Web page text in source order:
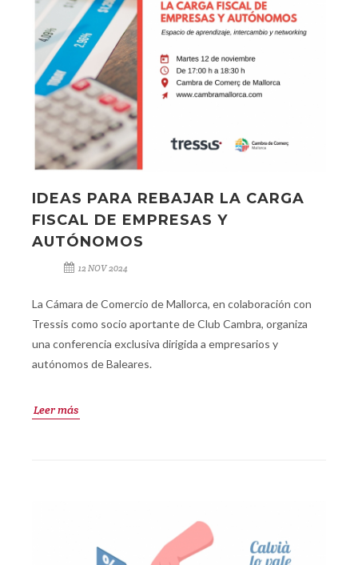
IDEAS PARA REBAJAR LA CARGA
FISCAL DE EMPRESAS Y
AUTÓNOMOS
12 NOV 2024
La Cámara de Comercio de Mallorca, en colaboración con
Tressis como socio aportante de Club Cambra, organiza
una conferencia exclusiva dirigida a empresarios y
autónomos de Baleares.
Leer más